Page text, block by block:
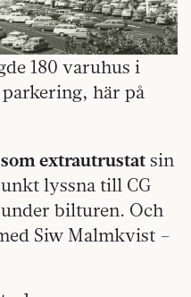
180 varuhus i
här på
extrautrustat sin
lyssna till CG
bilturen. Och
Siw Malmkvist –